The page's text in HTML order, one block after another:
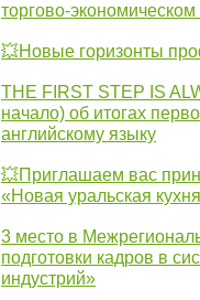
торгово-
💥Новые горизонты
THE FIRST STEP IS
начало) об итогах
английскому языку
💥Приглашаем вас
«Новая уральская
3 место в
подготовки кадров в
индустрий»